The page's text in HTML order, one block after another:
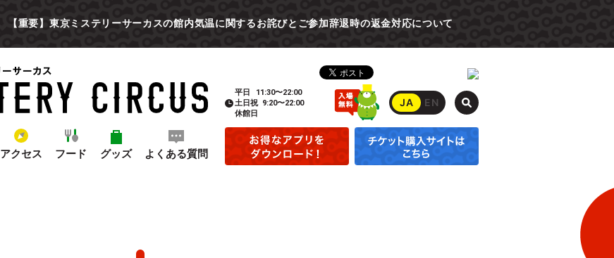
【重要】東京ミステリーサーカスの館内気温に関するお詫びとご参加辞退時の返金対応について
アクセス フード グッズ よくある質問
平日
11:30〜22:00
土日祝 9:20〜22:00
休館日
JA EN